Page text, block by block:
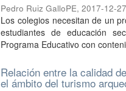
Pedro Ruiz GalloPE,2017-12-
Los colegios necesitan de un
estudiantes de educación
Programa Educativo con
Relación entre la calidad
el ámbito del turismo